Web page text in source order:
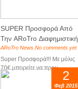
SUPER Προσφορά Από
Την ARoTro Διαφημιστική
ARoTro News No comments yet
Super Προσφορά!!! Με μόλις
70€ μπορείτε να προμ...
2
Φεβ 2015